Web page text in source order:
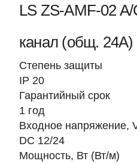
LS ZS-AMF-02
канал (общ. 24А)
Степень защиты
IP 20
Гарантийный срок
1 год
Входное напряжение,
DC 12/24
Мощность, Вт (Вт/м)